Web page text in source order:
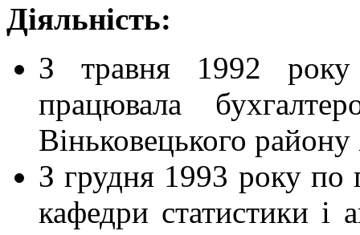
Діяльність:
З травня 1992
працювала
Віньковецького
З грудня 1993 року по
кафедри статистики і